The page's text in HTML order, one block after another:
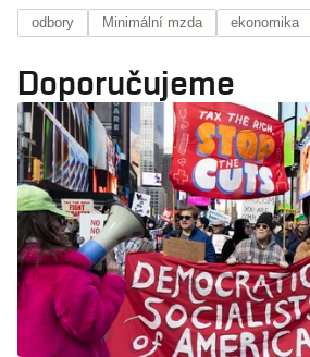
odbory Minimální mzda ekonomika
Doporučujeme